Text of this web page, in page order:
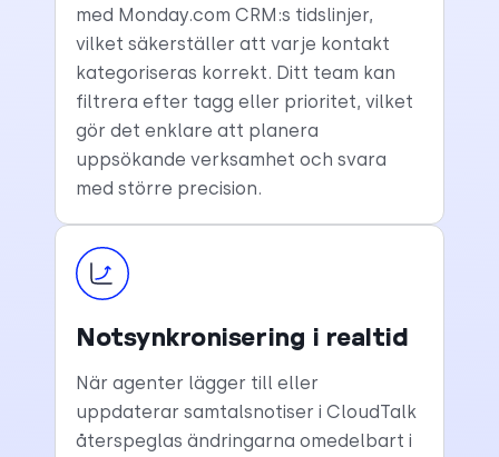
med Monday.com CRM:s tidslinjer,
vilket säkerställer att varje kontakt
kategoriseras korrekt. Ditt team kan
filtrera efter tagg eller prioritet, vilket
gör det enklare att planera
uppsökande verksamhet och svara
med större precision.
Notsynkronisering i realtid
När agenter lägger till eller
uppdaterar samtalsnotiser i CloudTalk
återspeglas ändringarna omedelbart i